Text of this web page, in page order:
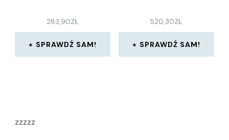
283,90ZŁ
SPRAWDŹ SAM!
520,30ZŁ
SPRAWDŹ SAM!
zzzzz